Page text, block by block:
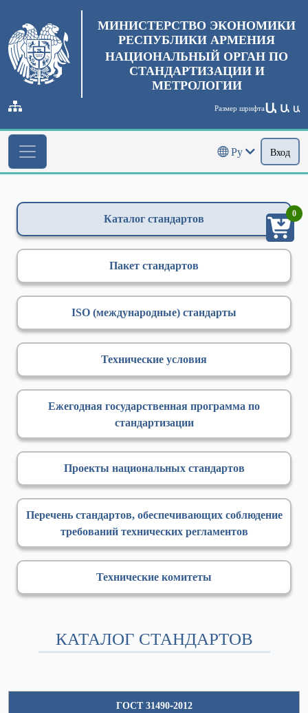
МИНИСТЕРСТВО ЭКОНОМИКИ
РЕСПУБЛИКИ АРМЕНИЯ
НАЦИОНАЛЬНЫЙ ОРГАН ПО
СТАНДАРТИЗАЦИИ И
МЕТРОЛОГИИ
Размер шрифтаԱ Ա Ա
Ру Вход
Каталог стандартов
Пакет стандартов
ISO (международные) стандарты
Технические условия
Ежегодная государственная программа по
стандартизации
Проекты национальных стандартов
Перечень стандартов, обеспечивающих соблюдение
требований технических регламентов
Технические комитеты
КАТАЛОГ СТАНДАРТОВ
ГОСТ 31490-2012
0